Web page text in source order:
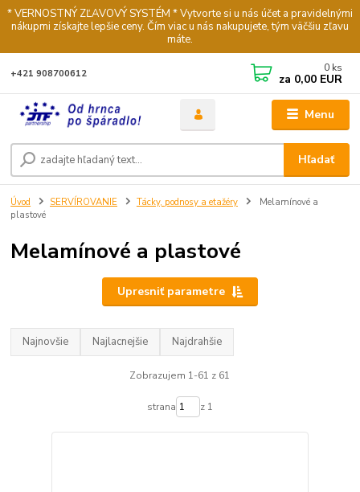
* VERNOSTNÝ ZĽAVOVÝ SYSTÉM * Vytvorte si u nás účet a pravidelnými
nákupmi získajte lepšie ceny. Čím viac u nás nakupujete, tým väčšiu zľavu
máte.
Menu
Hľadať
+421 908700612 0 ks
za 0,00 EUR
Úvod SERVÍROVANIE Tácky, podnosy a etažéry
Melamínové a
plastové
Melamínové a plastové
Upresniť parametre
Najnovšie Najlacnejšie Najdrahšie
Zobrazujem 1-61 z 61
strana z 1